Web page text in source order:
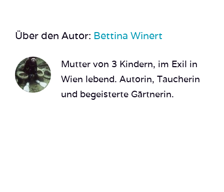
Über den Autor: Bettina Winert
Mutter von 3 Kindern, im Exil in
Wien lebend. Autorin, Taucherin
und begeisterte Gärtnerin.